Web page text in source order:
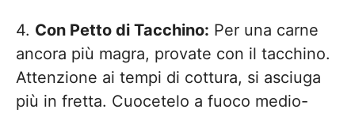
4. Con Petto di Tacchino: Per una carne
ancora più magra, provate con il tacchino.
Attenzione ai tempi di cottura, si asciuga
più in fretta. Cuocetelo a fuoco medio-